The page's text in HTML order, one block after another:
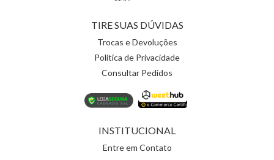
TIRE SUAS DÚVIDAS
Trocas e Devoluções
Política de Privacidade
Consultar Pedidos
INSTITUCIONAL
Entre em Contato